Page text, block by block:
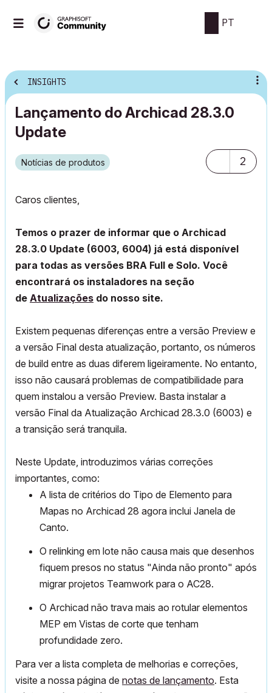
PT
INSIGHTS
Lançamento do Archicad 28.3.0
Update
Notícias de produtos 2
Caros clientes,
Temos o prazer de informar que o Archicad
28.3.0 Update (6003, 6004) já está disponível
para todas as versões BRA Full e Solo. Você
encontrará os instaladores na seção
de Atualizações do nosso site.
Existem pequenas diferenças entre a versão Preview e
a versão Final desta atualização, portanto, os números
de build entre as duas diferem ligeiramente. No entanto,
isso não causará problemas de compatibilidade para
quem instalou a versão Preview. Basta instalar a
versão Final da Atualização Archicad 28.3.0 (6003) e
a transição será tranquila.
Neste Update, introduzimos várias correções
importantes, como:
A lista de critérios do Tipo de Elemento para
Mapas no Archicad 28 agora inclui Janela de
Canto.
O relinking em lote não causa mais que desenhos
fiquem presos no status "Ainda não pronto" após
migrar projetos Teamwork para o AC28.
O Archicad não trava mais ao rotular elementos
MEP em Vistas de corte que tenham
profundidade zero.
Para ver a lista completa de melhorias e correções,
visite a nossa página de notas de lançamento. Esta